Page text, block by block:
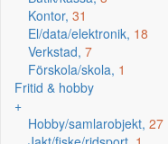
Kontor, 31
El/data/elektronik, 18
Verkstad, 7
Förskola/skola, 1
Fritid & hobby
+
Hobby/samlarobjekt, 27